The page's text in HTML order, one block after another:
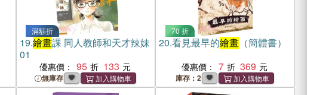
滿額折
19.繪畫課 同人教師和天才辣妹
01
優惠價： 95 133
無庫存
70 折
20.看見最早的繪畫 （簡體書）
優惠價： 7 369
庫存：2